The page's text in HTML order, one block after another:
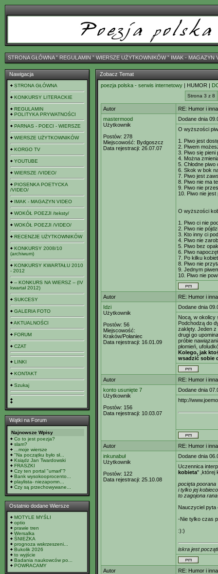
STRONA GŁÓWNAˇ REGULAMIN ˇ WIERSZE UŻYTKOWNIKÓWˇ IMAK - MAGAZYN
Nawigacja
STRONA GŁÓWNA
KONKURSY LITERACKIE
REGULAMIN
POLITYKA PRYWATNOŚCI
PARNAS - POECI - WIERSZE
WIERSZE UŻYTKOWNIKÓW
KORGO TV
YOUTUBE
WIERSZE /VIDEO/
PIOSENKA POETYCKA
/VIDEO/
IMAK - MAGAZYN VIDEO
WOKÓŁ POEZJI /teksty/
WOKÓŁ POEZJI /VIDEO/
RECENZJE UŻYTKOWNIKÓW
KONKURSY 2008/10
(archiwum)
KONKURSY KWARTAŁU 2010
- 2012
-- KONKURS NA WIERSZ -- (IV
kwartał 2012)
SUKCESY
GALERIA FOTO
AKTUALNOŚCI
FORUM
CZAT
LINKI
KONTAKT
Szukaj
Wątki na Forum
Najnowsze Wpisy
Co to jest poezja?
slam?
...moje wiersze
"Na początku było sł...
Ksiądz Jan Twardowski
FRASZKI
Czy ten portal "umarł"?
Bank wysokooprocento...
playlista- niezapomn...
Czy są przechowywane...
Ostatnio dodane Wiersze
MOTYLE MYŚLI
optio
prawie tren
Wersalka
ŚNIEŻKA
prognoza wskrzeszeni...
Bukolik 2026
to wyjście
Badania naukowców po...
POWRACAMY
Zobacz Temat
poezja polska - serwis internetowy | HUMOR |
Strona 3 z 8
Autor
RE: Humor i
mastermood
Użytkownik
Postów: 278
Miejscowość: Bydgoszcz
Data rejestracji: 26.07.07
Dodane dnia
O wyższości
1. Piwo jest
2. Piwem
3. Piwo się pieni
4. Można
5. Chłodne
6. Skok w bok
7. Piwo jest
8. Piwo nie ma
9. Piwo nie
10. Piwo nie
O wyższości
1. Piwo ci nie
2. Piwo nie
3. Kto inny ci
4. Piwo nie
5. Piwo bez
6. Piwo
7. Po kilku
8. Piwo nie
9. Jednym
10. Piwo nie
Autor
RE: Humor i
Idzi
Użytkownik
Postów: 56
Miejscowość:
Kraków/Połaniec
Data rejestracji: 16.01.09
Dodane dnia
Nocą, w okolicy
Podchodzą do
zaklęty. Jeden
drugi go
próbie
płomień,
Kolego, jak
wsadzić sobie
Autor
RE: Humor i
konto usunięte 7
Użytkownik
Postów: 156
Data rejestracji: 10.03.07
Dodane dnia
http://
Autor
RE: Humor i
inkunabuł
Użytkownik
Postów: 122
Data rejestracji: 25.10.08
Dodane dnia
Uczennica
kobieta" ,której
pocięta poorana
i tylko jej
to zagojona rana
Nauczyciel pyta
-Nie tylko czas
:):)
iskra jest
Autor
RE: Humor i